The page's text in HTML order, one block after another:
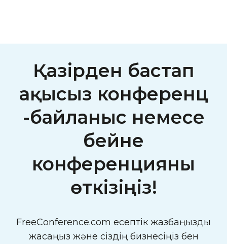
Қазірден бастап
ақысыз конференц
-байланыс немесе
бейне
конференцияны
өткізіңіз!
FreeConference.com есептік жазбаңызды
жасаңыз және сіздің бизнесіңіз бен